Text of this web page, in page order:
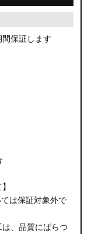
保証します
は保証対象外で
、品質にばらつ